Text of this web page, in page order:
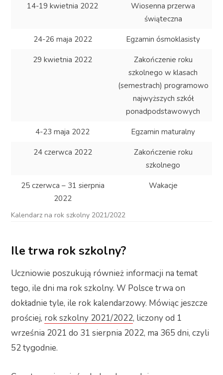
14-19 kwietnia 2022
Wiosenna przerwa
świąteczna
24-26 maja 2022 Egzamin ósmoklasisty
29 kwietnia 2022
Zakończenie roku
szkolnego w klasach
(semestrach) programowo
najwyższych szkół
ponadpodstawowych
4-23 maja 2022 Egzamin maturalny
24 czerwca 2022
Zakończenie roku
szkolnego
25 czerwca – 31 sierpnia
2022
Wakacje
Kalendarz na rok szkolny 2021/2022
Ile trwa rok szkolny?
Uczniowie poszukują również informacji na temat
tego, ile dni ma rok szkolny. W Polsce trwa on
dokładnie tyle, ile rok kalendarzowy. Mówiąc jeszcze
prościej, rok szkolny 2021/2022, liczony od 1
września 2021 do 31 sierpnia 2022, ma 365 dni, czyli
52 tygodnie.